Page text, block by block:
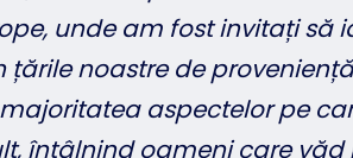
, unde am fost invitați să
țările noastre de
aspectelor pe
întâlnind oameni care